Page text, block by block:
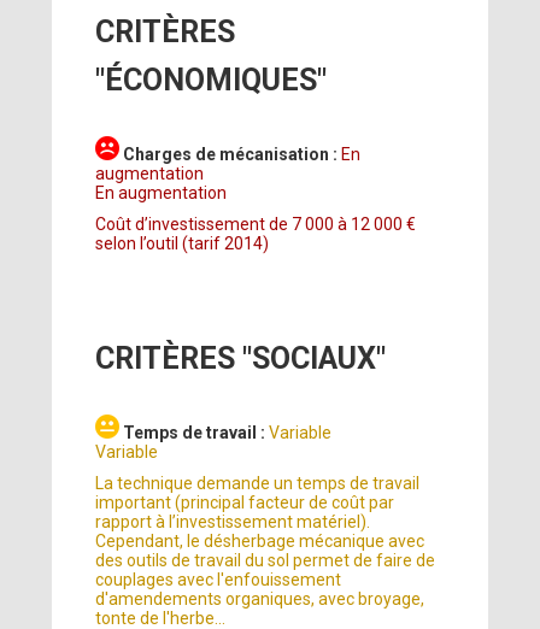
CRITÈRES
"ÉCONOMIQUES"
Charges de mécanisation : En
augmentation
En augmentation
Coût d’investissement de 7 000 à 12 000 €
selon l’outil (tarif 2014)
CRITÈRES "SOCIAUX"
Temps de travail :Variable
Variable
La technique demande un temps de travail
important (principal facteur de coût par
rapport à l’investissement matériel).
Cependant, le désherbage mécanique avec
des outils de travail du sol permet de faire de
couplages avec l'enfouissement
d'amendements organiques, avec broyage,
tonte de l'herbe...